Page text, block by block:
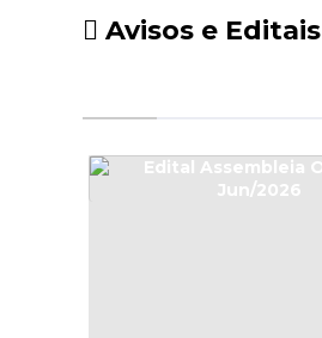
Avisos e Editais